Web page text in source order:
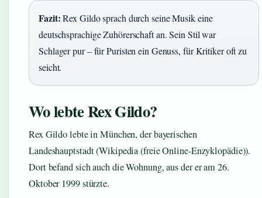
Fazit:Rex Gildo sprach durch seine Musik eine
deutschsprachige Zuhörerschaft an. Sein Stil war
Schlager pur – für Puristen ein Genuss, für Kritiker oft zu
seicht.
Wo lebte Rex Gildo?
Rex Gildo lebte in München, der bayerischen
Landeshauptstadt (Wikipedia (freie Online-Enzyklopädie)).
Dort befand sich auch die Wohnung, aus der er am 26.
Oktober 1999 stürzte.